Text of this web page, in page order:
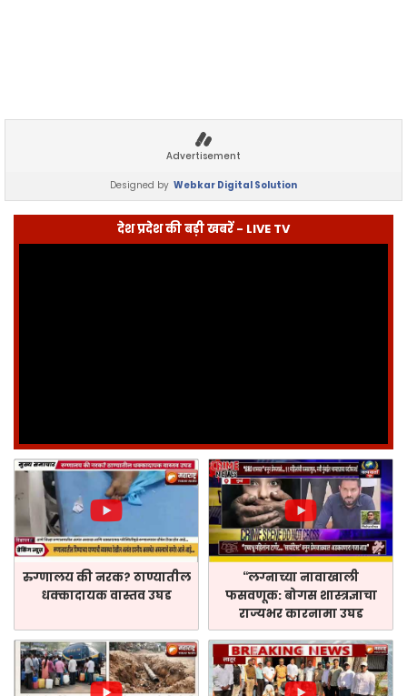
Advertisement
Designed by Webkar Digital Solution
देश प्रदेश की बड़ी खबरें - LIVE TV
रुग्णालय की नरक? ठाण्यातील
धक्कादायक वास्तव उघड
“लग्नाच्या नावाखाली
फसवणूक: बोगस शास्त्रज्ञाचा
राज्यभर कारनामा उघड